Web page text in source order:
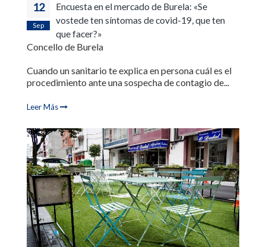
12
Sep
Encuesta en el mercado de Burela: «Se
vostede ten síntomas de covid-19, que ten
que facer?»
Concello de Burela
Cuando un sanitario te explica en persona cuál es el
procedimiento ante una sospecha de contagio de...
Leer Más